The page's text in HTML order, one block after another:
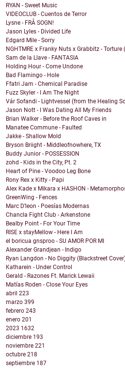
RYAN - Sweet Music
VIDEOCLUB - Cuentos de Terror
Lysne - FRÅ SOGN!
Jason Lyles - Divided Life
Edgard Mile - Sorry
NGHTMRE x Franky Nuts x Grabbitz - Torture
Sam de la Llave - FANTASIA
Holding Hour - Come Undone
Bad Flamingo - Hole
Ffatri Jam - Chemical Paradise
Fuzz Skyler - I Am The Night
Vár Sofandi - Lightvessel (from the Healing
Jason Nott - I Was Dating All My Friends
Brian Walker - Before the Roof Caves in
Manatee Commune - Faulted
Jakke - Shallow Mold
Bryson Briight - Middleofnowhere, TX
Buddy Junior - POSSESSION
zohd - Kids in the City, Pt. 2
Heart of Pine - Voodoo Leg Bone
Rony Rex x Kitty - Papi
Alex Kade x Mikara x HASHON -
GreenWing - Fences
Marc D’leon - Poesías Modernas
Chancla Fight Club - Arkenstone
Bealby Point - For Your Time
RISE x stayMellow - Here I Am
el boricua gnsproo - SU AMOR POR MI
Alexander Grandjean - Indigo
Ryan Langdon - No Diggity (Blackstreet
Katharein - Under Control
Gerald - Razones Ft. Marick Lewaii
Matías Roden - Close Your Eyes
abril 223
marzo 399
febrero 243
enero 201
2023 1632
diciembre 193
noviembre 221
octubre 218
septiembre 187